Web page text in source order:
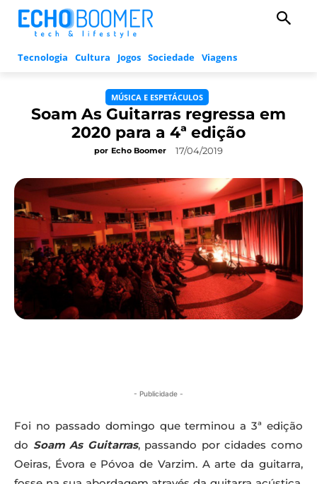
Tecnologia Cultura Jogos Sociedade Viagens
MÚSICA E ESPETÁCULOS
Soam As Guitarras regressa em
2020 para a 4ª edição
por Echo Boomer 17/04/2019
- Publicidade -
Foi no passado domingo que terminou a 3ª edição
do Soam As Guitarras, passando por cidades como
Oeiras, Évora e Póvoa de Varzim. A arte da guitarra,